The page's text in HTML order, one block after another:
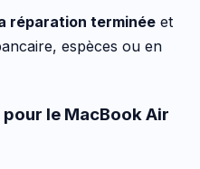
réparation terminée et
espèces ou en
le MacBook Air